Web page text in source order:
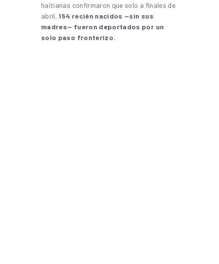
haitianas confirmaron que solo a finales de
abril,154 recién nacidos —sin sus
madres— fueron deportados por un
solo paso fronterizo.